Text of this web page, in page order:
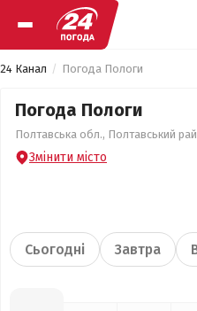
24 Канал Погода Пологи
Погода Пологи
Полтавська обл., Полтавський
Змінити місто
Сьогодні Завтра